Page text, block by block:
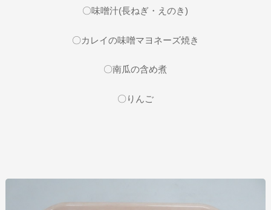
〇味噌汁(長ねぎ・えのき)
〇カレイの味噌マヨネーズ焼き
〇南瓜の含め煮
〇りんご